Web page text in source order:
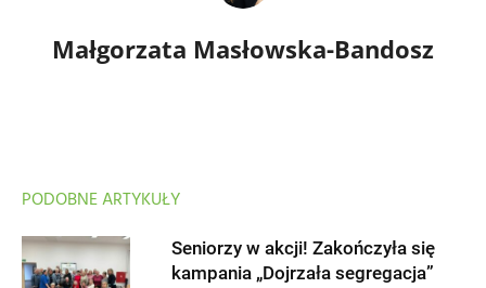
Małgorzata Masłowska-Bandosz
PODOBNE ARTYKUŁY
Seniorzy w akcji! Zakończyła się
kampania „Dojrzała segregacja”